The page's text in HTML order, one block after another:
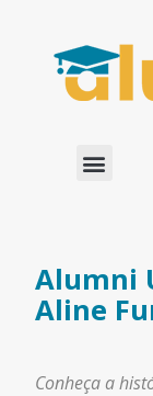
Alumni
Aline
Conheça a